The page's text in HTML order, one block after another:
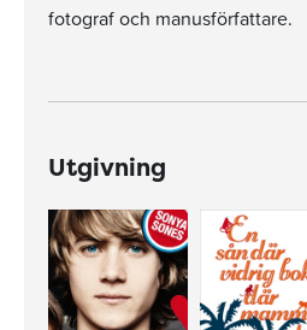
fotograf och manusförfattare.
Utgivning